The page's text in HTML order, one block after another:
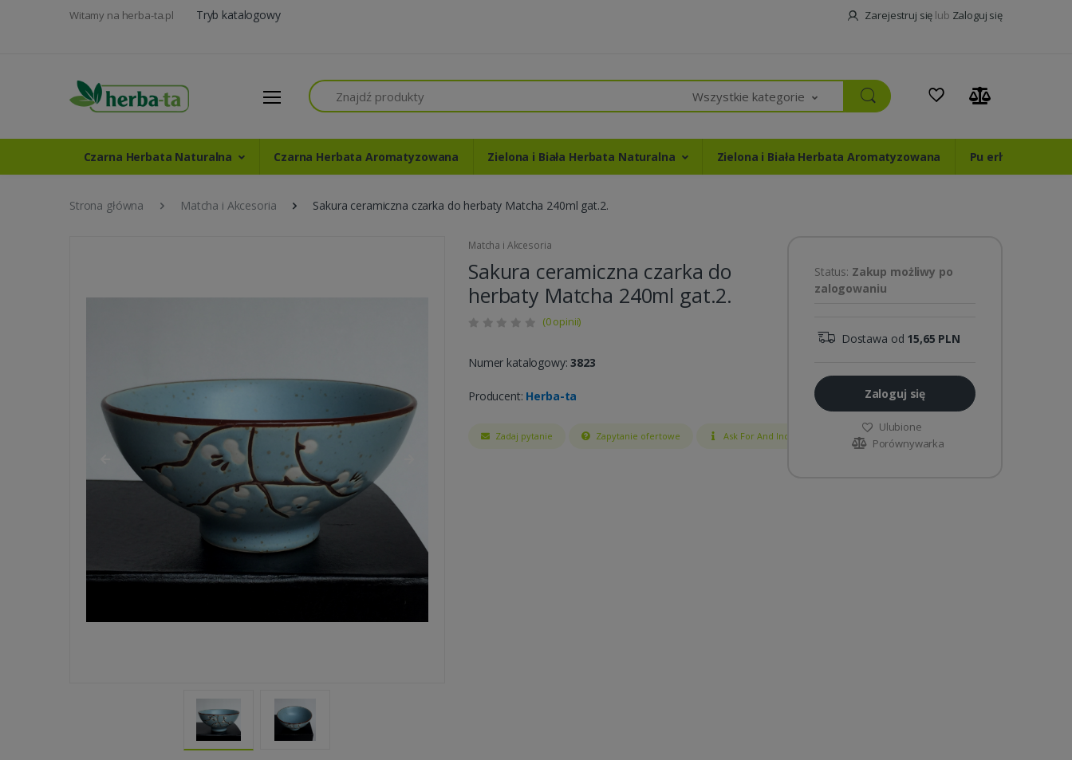
Witamy na herba-ta.pl Tryb katalogowy Zarejestruj się lub Zaloguj się
Szukaj
Wszystkie kategorie
Czarna Herbata Naturalna Czarna Herbata Aromatyzowana Zielona i Biała Herbata Naturalna Zielona i Biała Herbata Aromatyzowana Pu erh Oolong
Strona główna Matcha i Akcesoria Sakura ceramiczna czarka do herbaty Matcha 240ml gat.2.
Matcha i Akcesoria
Sakura ceramiczna czarka do
herbaty Matcha 240ml gat.2.
(0 opinii)
Numer katalogowy:3823
Producent: Herba-ta
Zadaj pytanie Zapytanie ofertowe Ask For And Individual Offer
Status: Zakup możliwy po
zalogowaniu
Dostawa od 15,65 PLN
Zaloguj się
Ulubione
Porównywarka